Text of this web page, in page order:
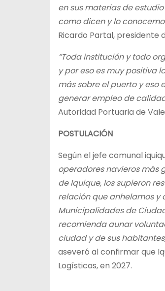
en sus materias de
como dicen y lo
Ricardo Partal, presidente
“Toda institución y todo
y por eso es muy positiva
más sobre el puerto y
generar empleo de
Autoridad Portuaria de
POSTULACIÓN
Según el jefe comunal
operadores navieros más
de Iquique, los supieron
relación que anhelamos y
Municipalidades de
recomienda aunar
ciudad y de sus
aseveró al confirmar que
Logísticas, en 2027.